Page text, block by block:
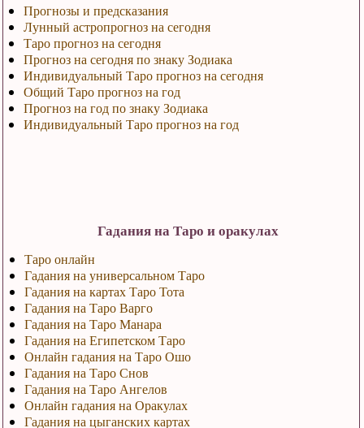
Прогнозы и предсказания
Лунный астропрогноз на сегодня
Таро прогноз на сегодня
Прогноз на сегодня по знаку Зодиака
Индивидуальный Таро прогноз на сегодня
Общий Таро прогноз на год
Прогноз на год по знаку Зодиака
Индивидуальный Таро прогноз на год
Гадания на Таро и оракулах
Таро онлайн
Гадания на универсальном Таро
Гадания на картах Таро Тота
Гадания на Таро Варго
Гадания на Таро Манара
Гадания на Египетском Таро
Онлайн гадания на Таро Ошо
Гадания на Таро Снов
Гадания на Таро Ангелов
Онлайн гадания на Оракулах
Гадания на цыганских картах